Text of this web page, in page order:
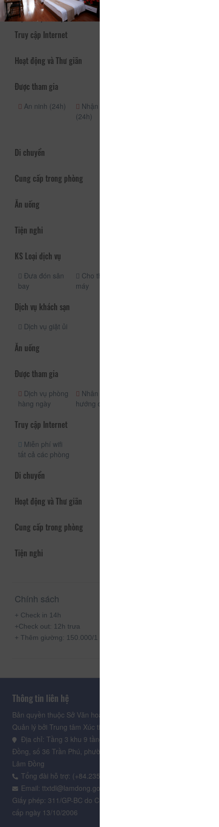
Dịch vụ - Tiện ích
Truy cập Internet
Hoạt động và Thư giãn
Được tham gia
An ninh (24h)
Nhận phòng
(24h)
Di chuyển
Cung cấp trong phòng
Ăn uống
Tiện nghi
KS Loại dịch vụ
Đưa đón sân
bay
Cho thuê xe
máy
Dịch vụ khách sạn
Dịch vụ giặt ủi
Ăn uống
Được tham gia
Dịch vụ phòng
hàng ngày
Nhân viên
hướng dẫn
Truy cập Internet
Miễn phí wifi
tất cả các phòng
Di chuyển
Hoạt động và Thư giãn
Cung cấp trong phòng
Tiện nghi
Chính sách
+ Check in 14h
+Check out: 12h trưa
+ Thêm giường: 150.000/1 giường
Thông tin liên hệ
Bản quyền thuộc Sở Văn hoá, Thể thao và Du lịch Lâm Đồng.
Quản lý bởi Trung tâm Xúc tiến Du lịch Lâm Đồng
Địa chỉ: Tầng 3 khu 9 tầng, Trung tâm Hành chính tỉnh Lâm
Đồng, số 36 Trần Phú, phường Xuân Hương - Đà Lạt, tỉnh
Lâm Đồng
Tổng đài hỗ trợ: (+84.235) 3.916.961
Email: ttxtdl@lamdong.gov.vn
Giấy phép: 311/GP-BC do Cục Báo chí - Bộ Văn hóa Thông tin
cấp ngày 13/10/2006